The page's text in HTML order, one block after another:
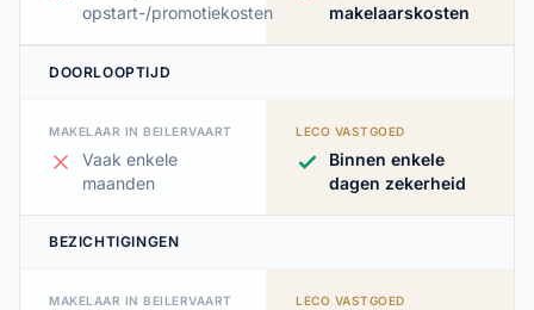
opstart-/promotiekosten
makelaarskosten
DOORLOOPTIJD
MAKELAAR IN BEILERVAART
Vaak enkele
maanden
LECO VASTGOED
Binnen enkele
dagen zekerheid
BEZICHTIGINGEN
MAKELAAR IN BEILERVAART LECO VASTGOED